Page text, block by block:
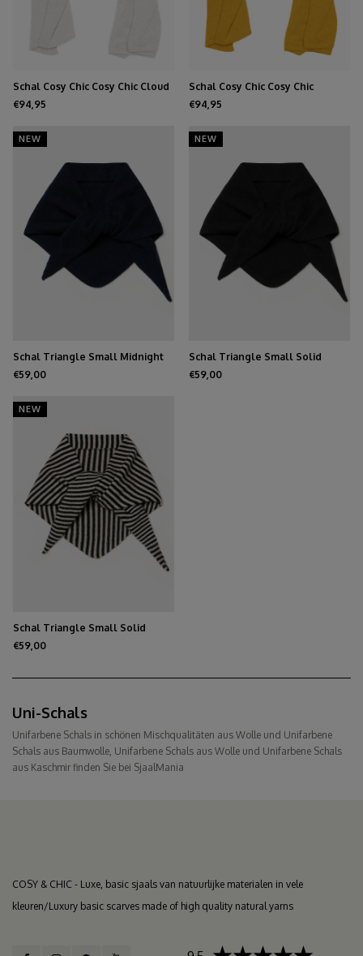
Schal Cosy Chic Cosy Chic Cloud
Dancer
€94,95
Schal Cosy Chic Cosy Chic
Mustard
€94,95
NEW
Schal Triangle Small Midnight
Navy
€59,00
NEW
Schal Triangle Small Solid
Black
€59,00
NEW
Schal Triangle Small Solid
Black/Oatmeal
€59,00
Uni-Schals
Unifarbene Schals in schönen Mischqualitäten aus Wolle und Unifarbene
Schals aus Baumwolle, Unifarbene Schals aus Wolle und Unifarbene Schals
aus Kaschmir finden Sie bei SjaalMania
COSY & CHIC - Luxe, basic sjaals van natuurlijke materialen in vele
kleuren/Luxury basic scarves made of high quality natural yarns